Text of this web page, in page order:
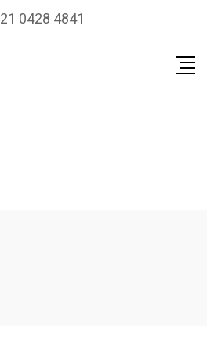
21 0428 4841